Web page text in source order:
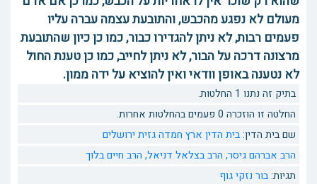
מעולם לא נפגע מהכבש, והתובעת עצמה עברה עליו
פעמים רבות, לא ניתן להגדירו כבור, כמו כן כיון שהתובעת
מרצונה דרכה על הבור, לא ניתן לחייב, כמו כן טענת החול
לא נטענה באופן וודאי ואין להוציא על ידה ממון.
בתיק זה נתנו 1 החלטות.
החלטה זו הוזכרה 0 פעמים בהחלטות אחרות.
שם בית הדין:בית הדין ארץ חמדה גזית ירושלים
הרב אברהם גיסר, הרב בצלאל דניאל, הרב חיים בלוך
תגיות:בור נזקי גוף